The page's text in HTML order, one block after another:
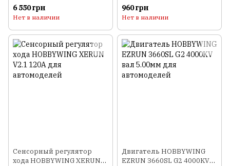
HOBBYWING EZRUN MAX8
150A 2-6S для
6 550 грн
Нет в наличии
мультикоптеров
960 грн
Нет в наличии
Сенсорный регулятор
хода HOBBYWING XERUN
Двигатель HOBBYWING
EZRUN 3660SL G2 4000KV